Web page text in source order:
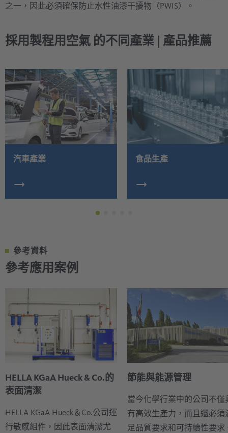
之一，因此必須確保防止水性油漆干擾物（PWIS）。
採用製程用空氣 的不同產業 | 產品推薦
汽車產業 食品生產
參考資料
參考應用案例
HELLA KGaA Hueck & Co.的
表面清潔
HELLA KGaA Hueck＆Co.公司運
行敏感組件，因此表面清潔尤
節能與能源管理
當今化學行業中的公司不僅
有高效生產力，而且還必須
足品質要求和可持續性要求